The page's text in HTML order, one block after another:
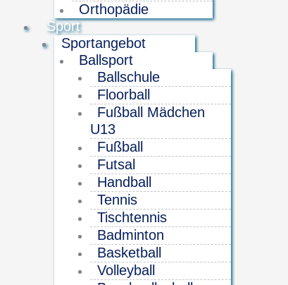
Orthopädie
Sport
Sportangebot
Ballsport
Ballschule
Floorball
Fußball Mädchen
U13
Fußball
Futsal
Handball
Tennis
Tischtennis
Badminton
Basketball
Volleyball